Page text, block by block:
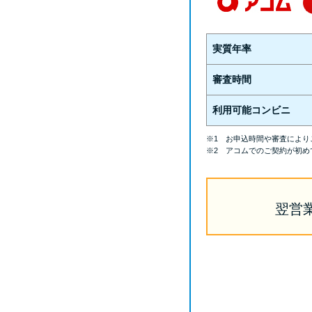
実質年率
審査時間
利用可能コンビニ
※1 お申込時間や審査により
※2 アコムでのご契約が初め
翌営